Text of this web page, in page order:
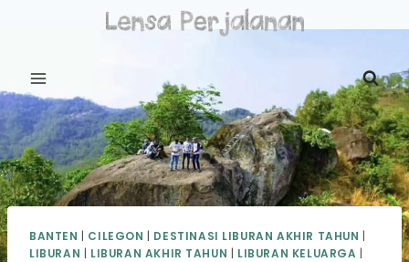
BANTEN | CILEGON | DESTINASI LIBURAN AKHIR TAHUN |
LIBURAN | LIBURAN AKHIR TAHUN | LIBURAN KELUARGA |